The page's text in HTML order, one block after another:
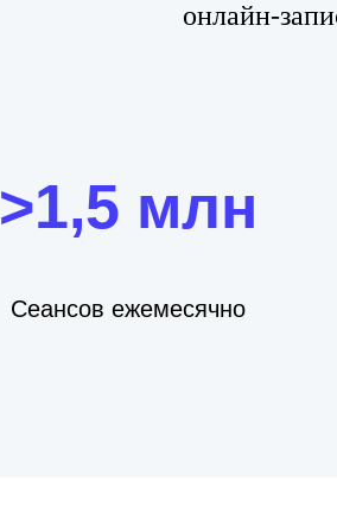
онлайн-
>1,5 млн
Сеансов ежемесячно